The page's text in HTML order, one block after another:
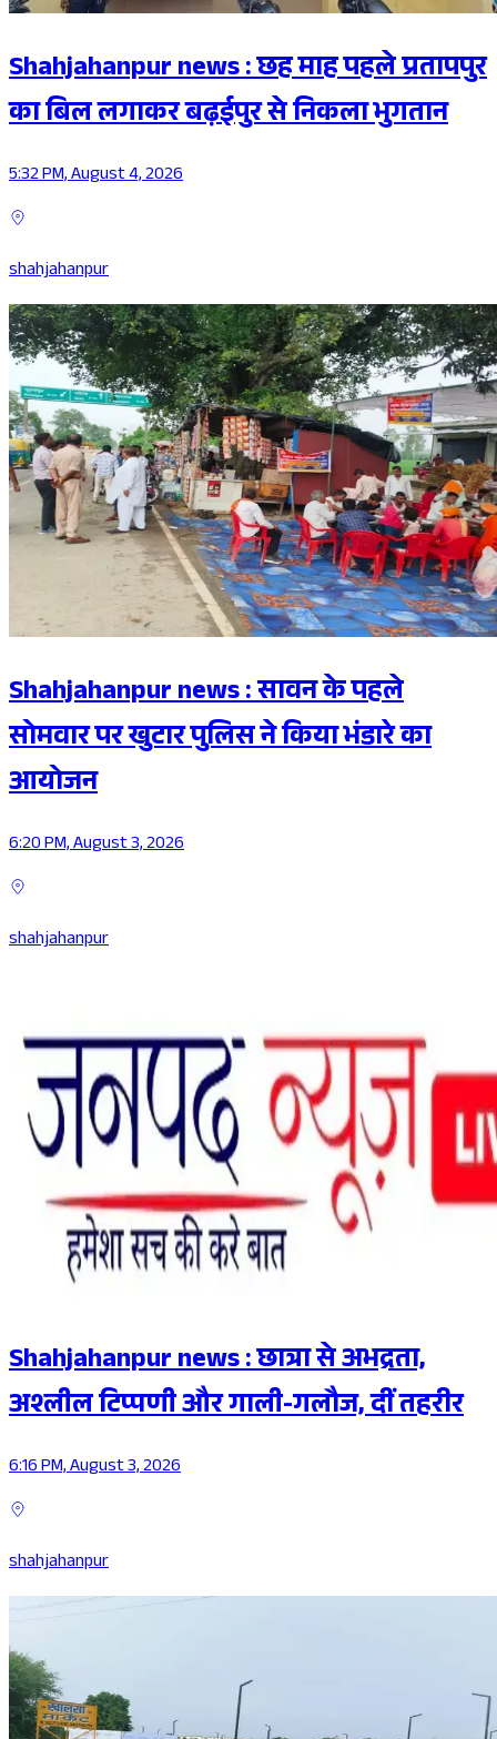
Shahjahanpur news : छह माह पहले प्रतापपुर
का बिल लगाकर बढ़ईपुर से निकला भुगतान
5:32 PM, August 4, 2026
shahjahanpur
Shahjahanpur news : सावन के पहले
सोमवार पर खुटार पुलिस ने किया भंडारे का
आयोजन
6:20 PM, August 3, 2026
shahjahanpur
Shahjahanpur news : छात्रा से अभद्रता,
अश्लील टिप्पणी और गाली-गलौज, दीं तहरीर
6:16 PM, August 3, 2026
shahjahanpur